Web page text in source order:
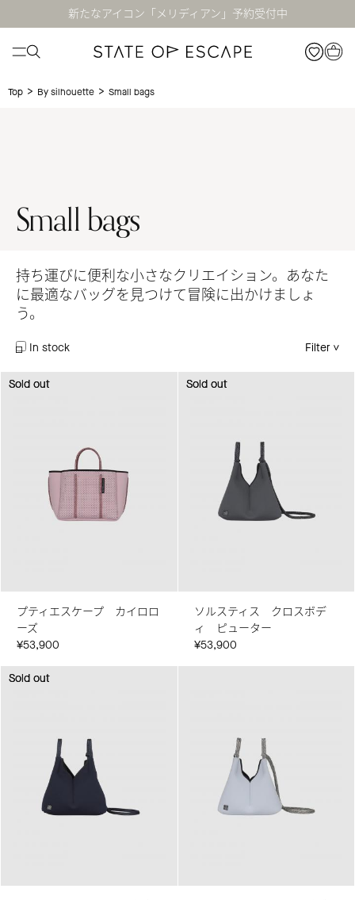
新たなアイコン「メリディアン」予約受付中
Top > By silhouette > Small bags
Small bags
持ち運びに便利な小さなクリエイション。あなた
に最適なバッグを見つけて冒険に出かけましょ
う。
In stock Filter
Sold out
Sold out
プティエスケープ カイロロ
ーズ
¥53,900
Sold out
Sold out
ソルスティス クロスボデ
ィ ピューター
¥53,900
Sold out
Sold out